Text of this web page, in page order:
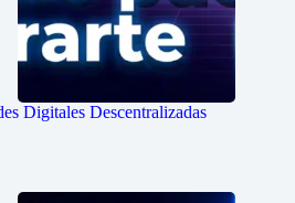
Digitales Descentralizadas